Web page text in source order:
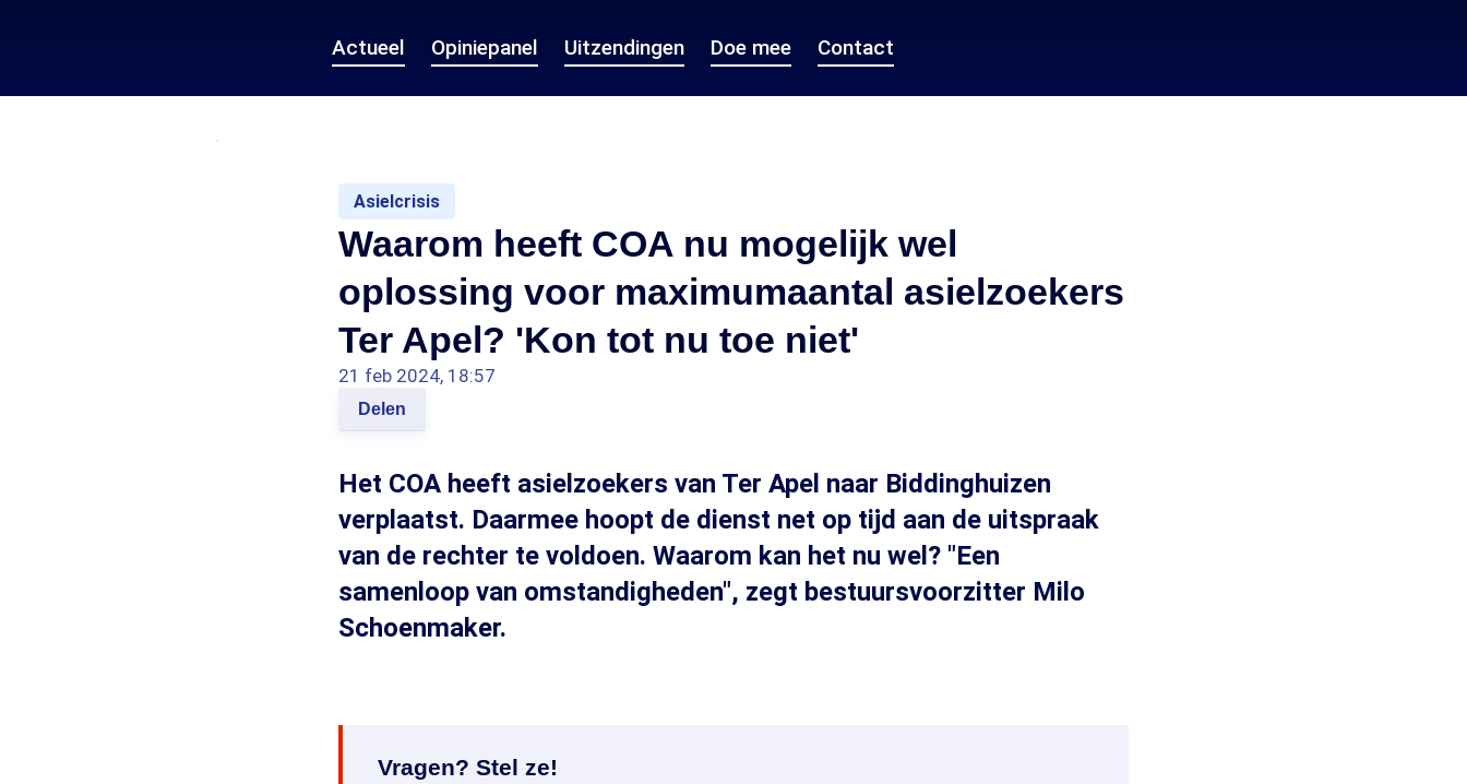
Actueel Opiniepanel Uitzendingen Doe mee Contact
Asielcrisis
Waarom heeft COA nu mogelijk wel
oplossing voor maximumaantal asielzoekers
Ter Apel? 'Kon tot nu toe niet'
21 feb 2024, 18:57
Delen
Het COA heeft asielzoekers van Ter Apel naar Biddinghuizen
verplaatst. Daarmee hoopt de dienst net op tijd aan de uitspraak
van de rechter te voldoen. Waarom kan het nu wel? "Een
samenloop van omstandigheden", zegt bestuursvoorzitter Milo
Schoenmaker.
Vragen? Stel ze!